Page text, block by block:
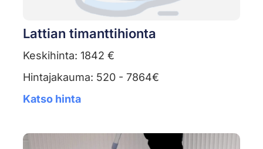
Lattian timanttihionta
Keskihinta: 1842 €
Hintajakauma: 520 - 7864€
Katso hinta